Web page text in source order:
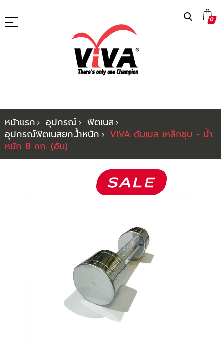
ไป
ที่
0
หน้าแรก อุปกรณ์
ฟิตเนส
อุปกรณ์ฟิตเนสยกน้ำหนัก
VIVA ดัมเบล เหล็กชุบ - น้ำ
หนัก 8 กก. (อัน)